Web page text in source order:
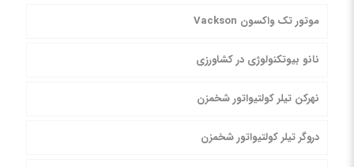
موتور تک واکسون Vackson
نانو بیوتکنولوژی در کشاورزی
نهرکن تیلر کولتیواتور شخمزن
دروگر تیلر کولتیواتور شخمزن